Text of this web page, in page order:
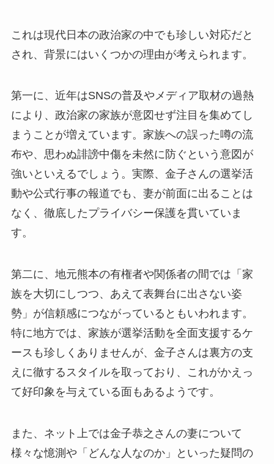
これは現代日本の政治家の中でも珍しい対応だと
され、背景にはいくつかの理由が考えられます。
第一に、近年はSNSの普及やメディア取材の過熱
により、政治家の家族が意図せず注目を集めてし
まうことが増えています。家族への誤った噂の流
布や、思わぬ誹謗中傷を未然に防ぐという意図が
強いといえるでしょう。実際、金子さんの選挙活
動や公式行事の報道でも、妻が前面に出ることは
なく、徹底したプライバシー保護を貫いていま
す。
第二に、地元熊本の有権者や関係者の間では「家
族を大切にしつつ、あえて表舞台に出さない姿
勢」が信頼感につながっているともいわれます。
特に地方では、家族が選挙活動を全面支援するケ
ースも珍しくありませんが、金子さんは裏方の支
えに徹するスタイルを取っており、これがかえっ
て好印象を与えている面もあるようです。
また、ネット上では金子恭之さんの妻について
様々な憶測や「どんな人なのか」といった疑問の